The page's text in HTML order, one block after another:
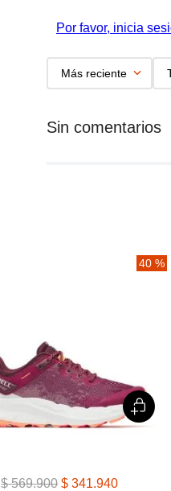
Por favor, inicia
Más reciente
40 %
$ 569.900 $ 341.940